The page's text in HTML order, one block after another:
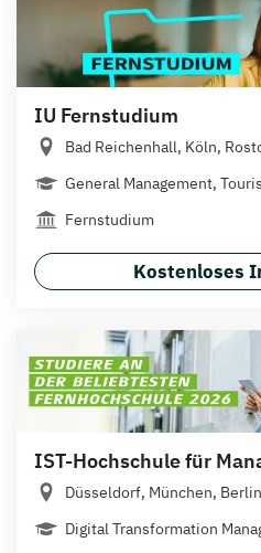
IU Fernstudium
Bad Reichenhall, Köln,
General Management,
Fernstudium
Kostenloses
IST-Hochschule für
Düsseldorf, München,
Digital Transformation